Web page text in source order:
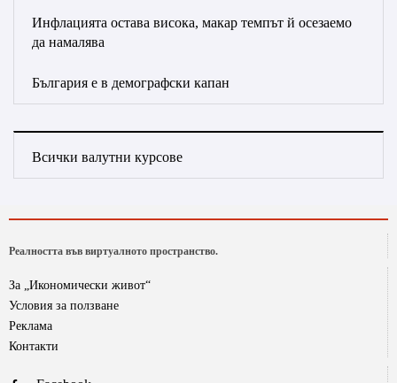
Инфлацията остава висока, макар темпът й осезаемо
да намалява
България е в демографски капан
Всички валутни курсове
Реалността във виртуалното пространство.
За „Икономически живот“
Условия за ползване
Реклама
Контакти